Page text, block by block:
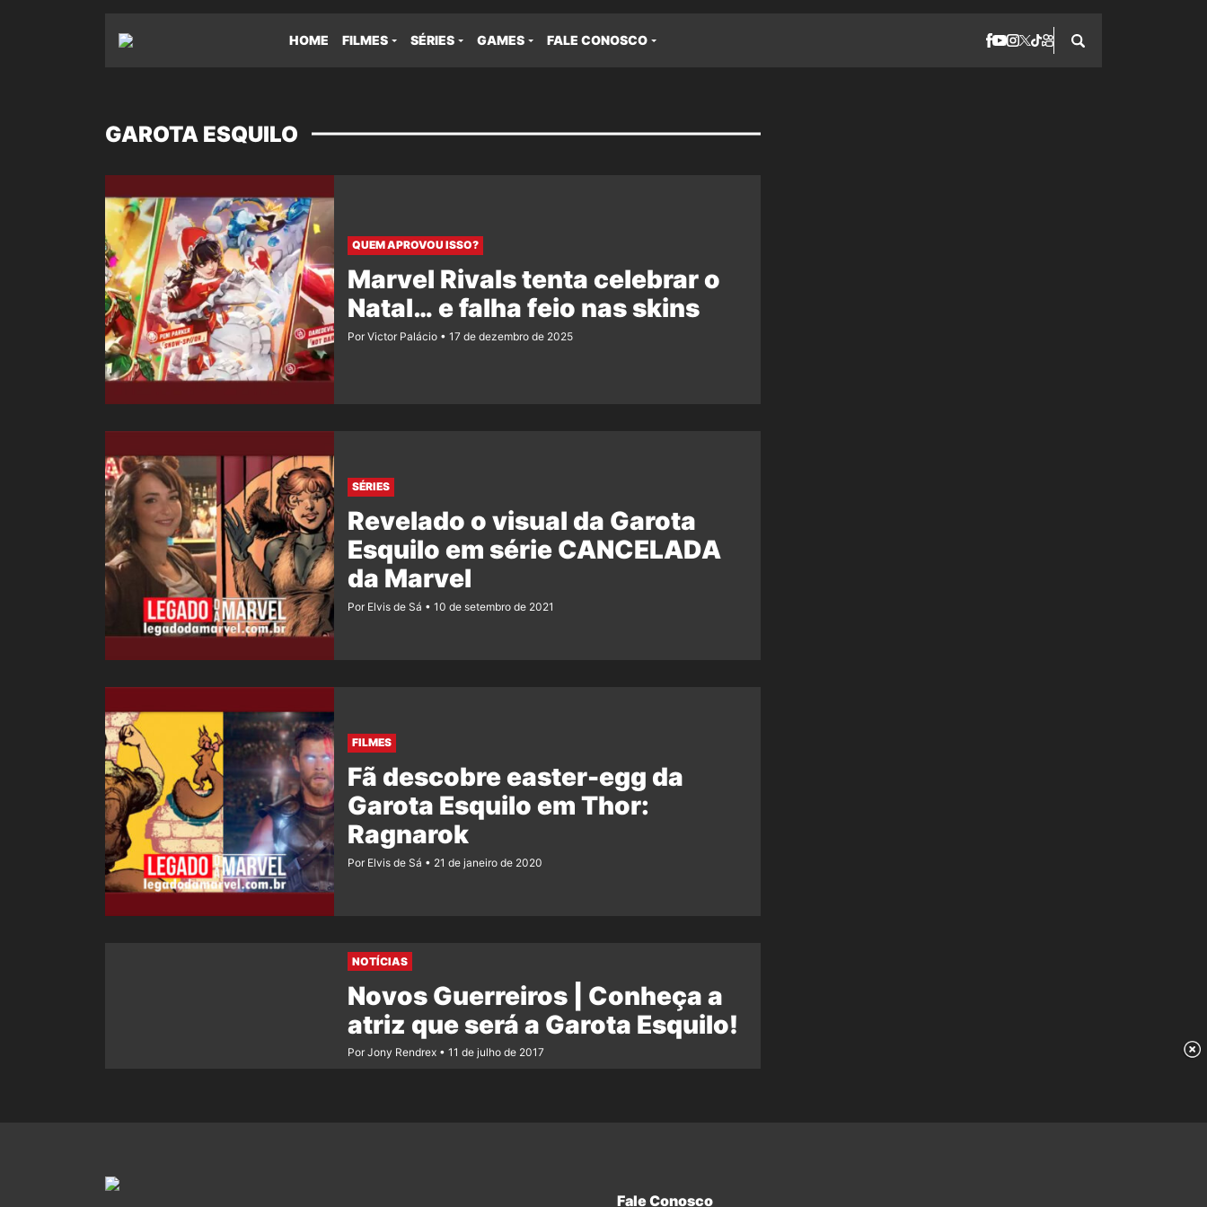
HOME FILMES SÉRIES GAMES FALE CONOSCO
GAROTA ESQUILO
QUEM APROVOU ISSO?
Marvel Rivals tenta celebrar o
Natal… e falha feio nas skins
Por Victor Palácio 17 de dezembro de 2025
SÉRIES
Revelado o visual da Garota
Esquilo em série CANCELADA
da Marvel
Por Elvis de Sá 10 de setembro de 2021
FILMES
Fã descobre easter-egg da
Garota Esquilo em Thor:
Ragnarok
Por Elvis de Sá 21 de janeiro de 2020
NOTÍCIAS
Novos Guerreiros | Conheça a
atriz que será a Garota Esquilo!
Por Jony Rendrex 11 de julho de 2017
Fale Conosco